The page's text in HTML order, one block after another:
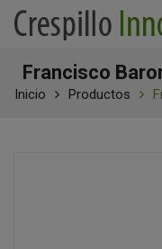
Francisco
Inicio Productos